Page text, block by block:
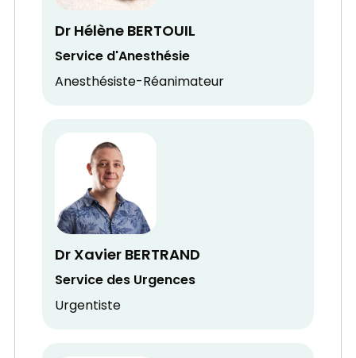
Dr Hélène BERTOUIL
Service d'Anesthésie
Anesthésiste-Réanimateur
Dr Xavier BERTRAND
Service des Urgences
Urgentiste